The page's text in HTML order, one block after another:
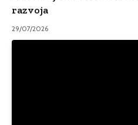
razvoja
29/07/2026